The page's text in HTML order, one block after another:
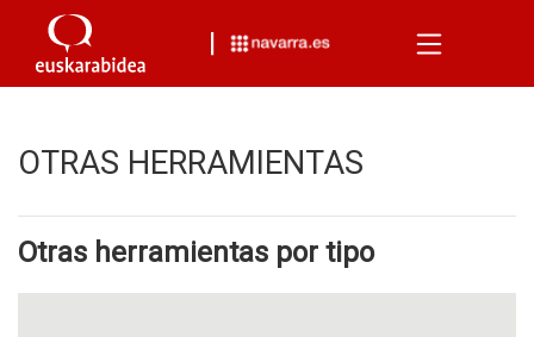
Menu
OTRAS HERRAMIENTAS
Otras herramientas por tipo